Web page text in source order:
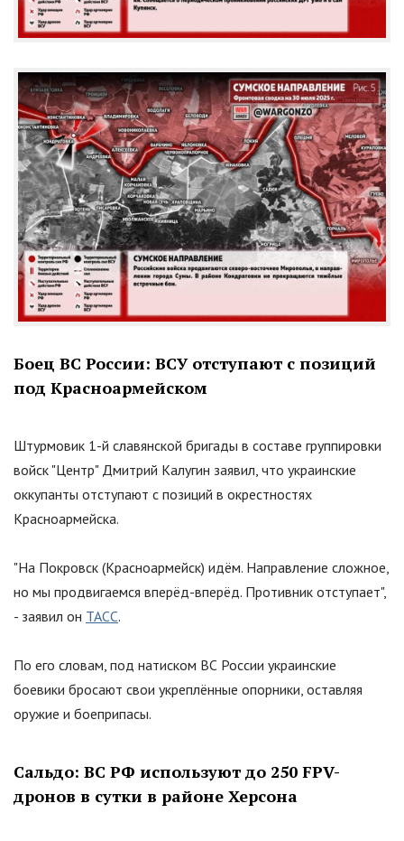
Боец ВС России: ВСУ отступают с позиций
под Красноармейском
Штурмовик 1-й славянской бригады в составе группировки
войск "Центр"Дмитрий Калугин заявил, что украинские
оккупанты отступают с позиций в окрестностях
Красноармейска.
"На Покровск (Красноармейск) идём. Направление сложное,
но мы продвигаемся вперёд-вперёд. Противник отступает",
- заявил он ТАСС.
По его словам, под натиском ВС России украинские
боевики бросают свои укреплённые опорники, оставляя
оружие и боеприпасы.
Сальдо: ВС РФ используют до 250 FPV-
дронов в сутки в районе Херсона